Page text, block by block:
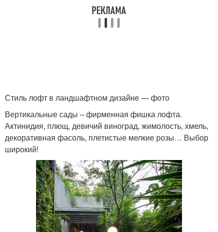
Стиль лофт в ландшафтном дизайне — фото
Вертикальные сады – фирменная фишка лофта.
Актинидия, плющ, девичий виноград, жимолость, хмель,
декоративная фасоль, плетистые мелкие розы… Выбор
широкий!